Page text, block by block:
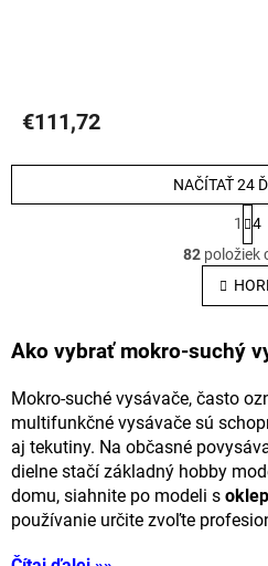
€111,72
O
v
á
a
c
i
e
NAČÍTAŤ 24
S
t
r
á
n
k
v
a
i
e
1
4
82položiek
Ako vybrať mokro-suchý
Mokro-suché vysávače, často
multifunkčné vysávače sú
aj tekutiny. Na občasné
dielne stačí základný hobby
domu, siahnite po modeli s
používanie určite zvoľte